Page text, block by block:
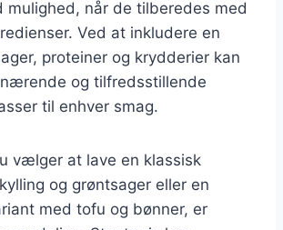
mulighed, når de tilberedes med
Ved at inkludere en
proteiner og krydderier kan
og tilfredsstillende
til enhver smag.
vælger at lave en klassisk
og grøntsager eller en
med tofu og bønner, er